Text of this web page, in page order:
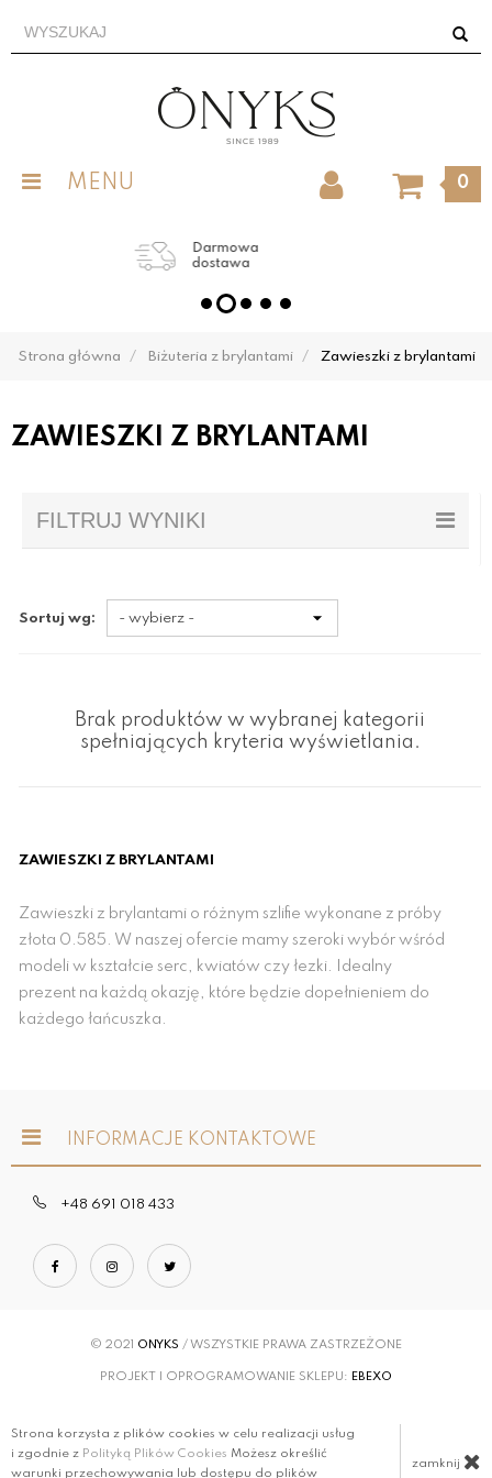
MENU 0
Strona główna Biżuteria z brylantami Zawieszki z brylantami
ZAWIESZKI Z BRYLANTAMI
FILTRUJ WYNIKI
Sortuj wg:
Brak produktów w wybranej kategorii
spełniających kryteria wyświetlania.
ZAWIESZKI Z BRYLANTAMI
Zawieszki z brylantami o różnym szlifie wykonane z próby
złota 0.585. W naszej ofercie mamy szeroki wybór wśród
modeli w kształcie serc, kwiatów czy łezki. Idealny
prezent na każdą okazję, które będzie dopełnieniem do
każdego łańcuszka.
INFORMACJE KONTAKTOWE
+48 691 018 433
© 2021 ONYKS / WSZYSTKIE PRAWA ZASTRZEŻONE
PROJEKT I OPROGRAMOWANIE SKLEPU: EBEXO
Strona korzysta z plików cookies w celu realizacji usług
i zgodnie z Polityką Plików Cookies Możesz określić
warunki przechowywania lub dostępu do plików
zamknij